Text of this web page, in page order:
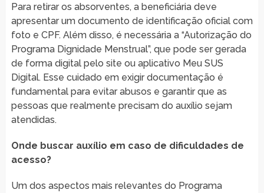
Para retirar os absorventes, a beneficiária deve
apresentar um documento de identificação oficial com
foto e CPF. Além disso, é necessária a “Autorização do
Programa Dignidade Menstrual”, que pode ser gerada
de forma digital pelo site ou aplicativo Meu SUS
Digital. Esse cuidado em exigir documentação é
fundamental para evitar abusos e garantir que as
pessoas que realmente precisam do auxílio sejam
atendidas.
Onde buscar auxílio em caso de dificuldades de
acesso?
Um dos aspectos mais relevantes do Programa